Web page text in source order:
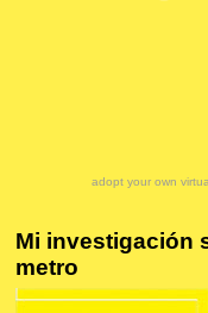
adopt your own
Mi investigación
metro